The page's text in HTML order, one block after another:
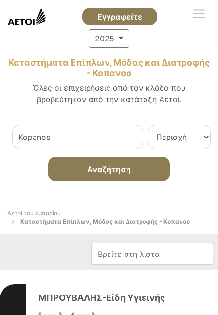
Εγγραφείτε
2025
Καταστήματα Επίπλων, Μόδας και Διατροφής
- Κοπανοσ
Όλες οι επιχειρήσεις από τον κλάδο που
βραβεύτηκαν από την κατάταξη Αετοί.
Αναζήτηση
Αετοί του εμπορίου
Καταστήματα Επίπλων, Μόδας και Διατροφής - Κοπανοσ
ΜΠΡΟΥΒΑΛΗΣ-Είδη Υγιεινής